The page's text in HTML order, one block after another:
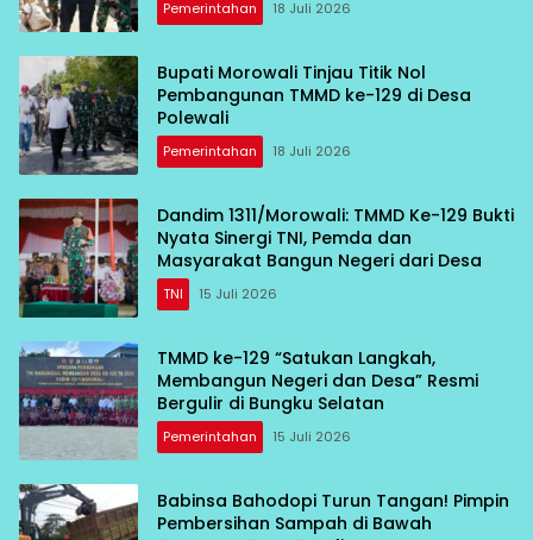
Pemerintahan 18 Juli 2026
Bupati Morowali Tinjau Titik Nol
Pembangunan TMMD ke-129 di Desa
Polewali
Pemerintahan 18 Juli 2026
Dandim 1311/Morowali: TMMD Ke-129 Bukti
Nyata Sinergi TNI, Pemda dan
Masyarakat Bangun Negeri dari Desa
TNI 15 Juli 2026
TMMD ke-129 “Satukan Langkah,
Membangun Negeri dan Desa” Resmi
Bergulir di Bungku Selatan
Pemerintahan 15 Juli 2026
Babinsa Bahodopi Turun Tangan! Pimpin
Pembersihan Sampah di Bawah